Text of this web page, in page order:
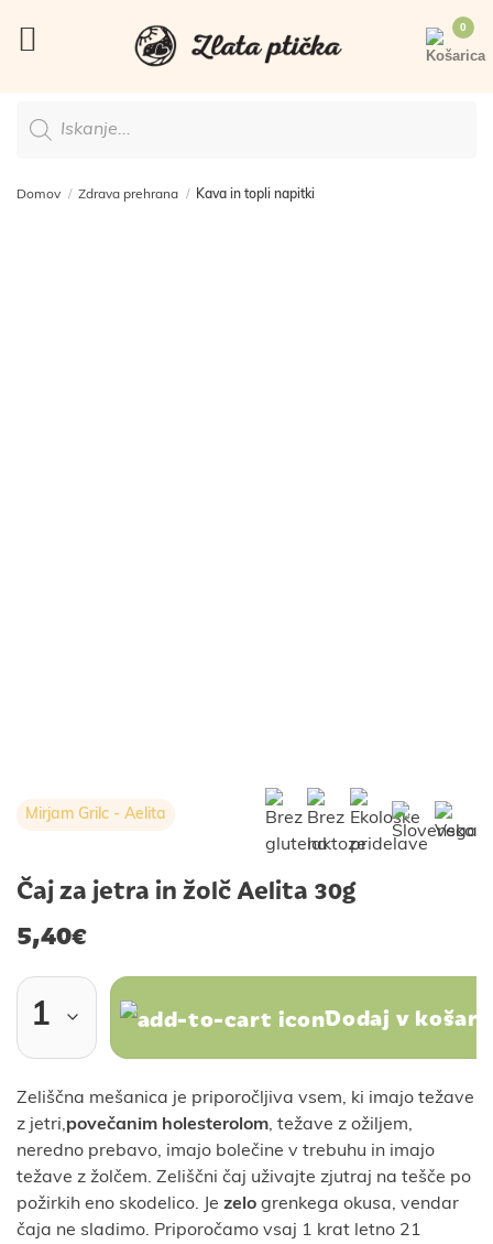
search
Domov / Zdrava prehrana / Kava in topli napitki
Mirjam Grilc - Aelita
Čaj za jetra in žolč Aelita 30g
5,40€
Dodaj v
Zeliščna mešanica je priporočljiva vsem, ki imajo težave
z jetri,povečanim holesterolom, težave z ožiljem,
neredno prebavo, imajo bolečine v trebuhu in imajo
težave z žolčem. Zeliščni čaj uživajte zjutraj na tešče po
požirkih eno skodelico. Je zelo grenkega okusa, vendar
čaja ne sladimo. Priporočamo vsaj 1 krat letno 21